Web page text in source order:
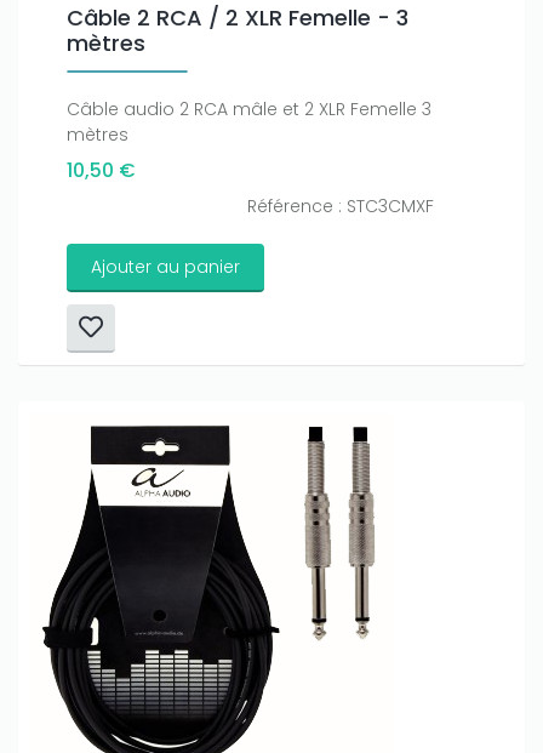
Câble 2 RCA / 2 XLR Femelle - 3
mètres
Câble audio 2 RCA mâle et 2 XLR Femelle 3
mètres
10,50 €
Référence : STC3CMXF
Ajouter au panier